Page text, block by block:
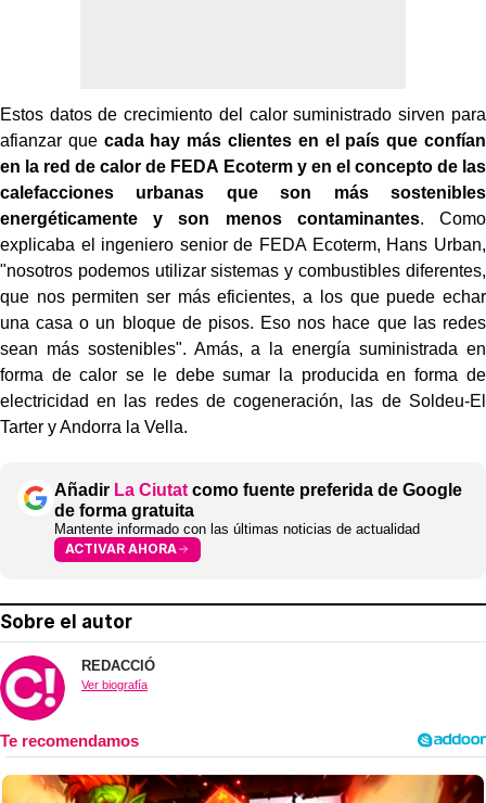
Estos datos de crecimiento del calor suministrado sirven para
afianzar que cada hay más clientes en el país que confían
en la red de calor de FEDA Ecoterm y en el concepto de las
calefacciones urbanas que son más sostenibles
energéticamente y son menos
contaminantes. Como
explicaba el ingeniero senior de FEDA Ecoterm, Hans Urban,
"nosotros podemos utilizar sistemas y combustibles diferentes,
que nos permiten ser más eficientes, a los que puede echar
una casa o un bloque de pisos. Eso nos hace que las redes
sean más sostenibles". Amás, a la energía suministrada en
forma de calor se le debe sumar la producida en forma de
electricidad en las redes de cogeneración, las de Soldeu-El
Tarter y Andorra la Vella.
Añadir La Ciutat como fuente preferida de Google
de forma gratuita
Mantente informado con las últimas noticias de actualidad
ACTIVAR AHORA
Sobre el autor
REDACCIÓ
Ver biografía